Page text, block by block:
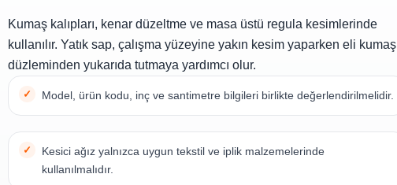
Kumaş kalıpları, kenar düzeltme ve masa üstü regula kesimlerinde
kullanılır. Yatık sap, çalışma yüzeyine yakın kesim yaparken eli kumaş
düzleminden yukarıda tutmaya yardımcı olur.
Model, ürün kodu, inç ve santimetre bilgileri birlikte değerlendirilmelidir.
Kesici ağız yalnızca uygun tekstil ve iplik malzemelerinde
kullanılmalıdır.